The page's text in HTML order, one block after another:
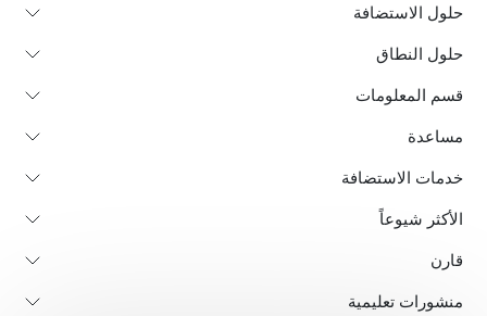
حلول الاستضافة
حلول النطاق
قسم المعلومات
مساعدة
خدمات الاستضافة
الأكثر شيوعاً
قارن
منشورات تعليمية